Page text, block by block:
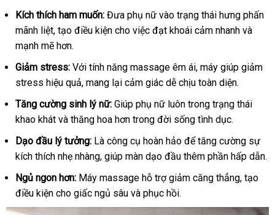
Kích thích ham muốn: Đưa phụ nữ vào trạng thái hưng phấn
mãnh liệt, tạo điều kiện cho việc đạt khoái cảm nhanh và
mạnh mẽ hơn.
Giảm stress: Với tính năng massage êm ái, máy giúp giảm
stress hiệu quả, mang lại cảm giác dễ chịu toàn diện.
Tăng cường sinh lý nữ: Giúp phụ nữ luôn trong trạng thái
khao khát và thăng hoa hơn trong đời sống tình dục.
Dạo đầu lý tưởng: Là công cụ hoàn hảo để tăng cường sự
kích thích nhẹ nhàng, giúp màn dạo đầu thêm phần hấp dẫn.
Ngủ ngon hơn: Máy massage hỗ trợ giảm căng thẳng, tạo
điều kiện cho giấc ngủ sâu và phục hồi.